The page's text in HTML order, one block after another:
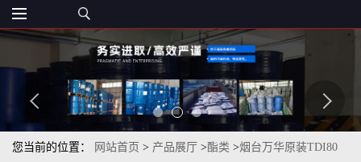
您当前的位置： 网站首页 > 产品展厅 >酯类 >烟台万华原装TDI80